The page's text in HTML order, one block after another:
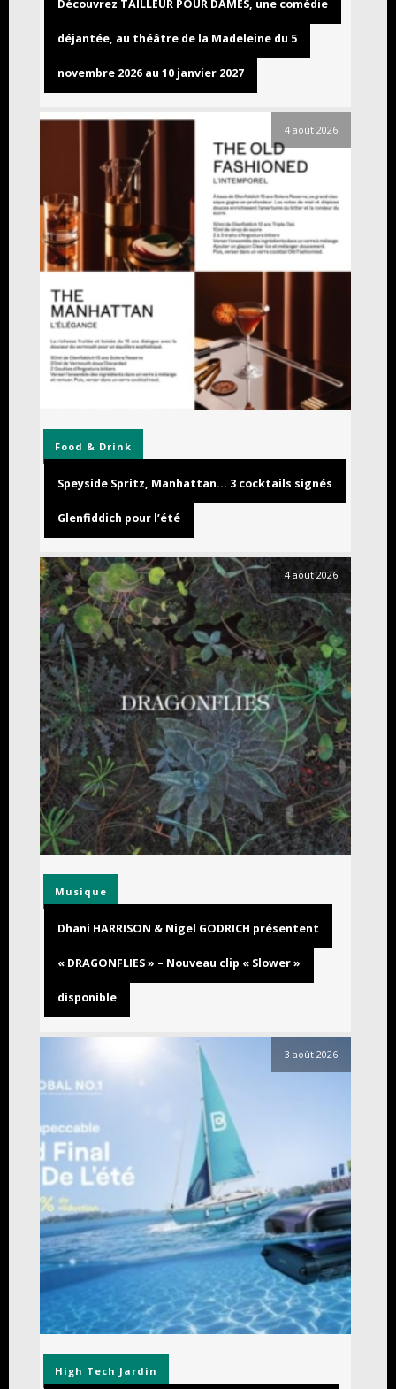
Découvrez TAILLEUR POUR DAMES, une comédie
déjantée, au théâtre de la Madeleine du 5
novembre 2026 au 10 janvier 2027
4 août 2026
Food & Drink
Speyside Spritz, Manhattan… 3 cocktails signés
Glenfiddich pour l’été
4 août 2026
Musique
Dhani HARRISON & Nigel GODRICH présentent
« DRAGONFLIES » – Nouveau clip « Slower »
disponible
3 août 2026
High Tech Jardin